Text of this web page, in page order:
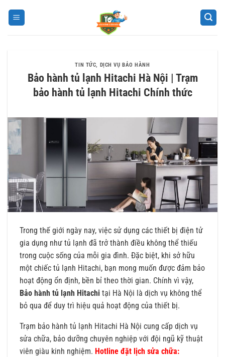
TIN TỨC, DỊCH VỤ BẢO HÀNH
Bảo hành tủ lạnh Hitachi Hà Nội | Trạm
bảo hành tủ lạnh Hitachi Chính thức
Trong thế giới ngày nay, việc sử dụng các thiết bị điện tử
gia dụng như tủ lạnh đã trở thành điều không thể thiếu
trong cuộc sống của mỗi gia đình. Đặc biệt, khi sở hữu
một chiếc tủ lạnh Hitachi, bạn mong muốn được đảm bảo
hoạt động ổn định, bền bỉ theo thời gian. Chính vì vậy,
Bảo hành tủ lạnh Hitachi tại Hà Nội là dịch vụ không thể
bỏ qua để duy trì hiệu quả hoạt động của thiết bị.
Trạm bảo hành tủ lạnh Hitachi Hà Nội cung cấp dịch vụ
sửa chữa, bảo dưỡng chuyên nghiệp với đội ngũ kỹ thuật
viên giàu kinh nghiệm. Hotline đặt lịch sửa chữa: